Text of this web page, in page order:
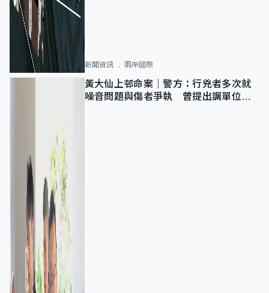
新聞資訊 兩岸國際
黃大仙上邨命案｜警方：行兇者多次就
噪音問題與傷者爭執 曾提出調單位已